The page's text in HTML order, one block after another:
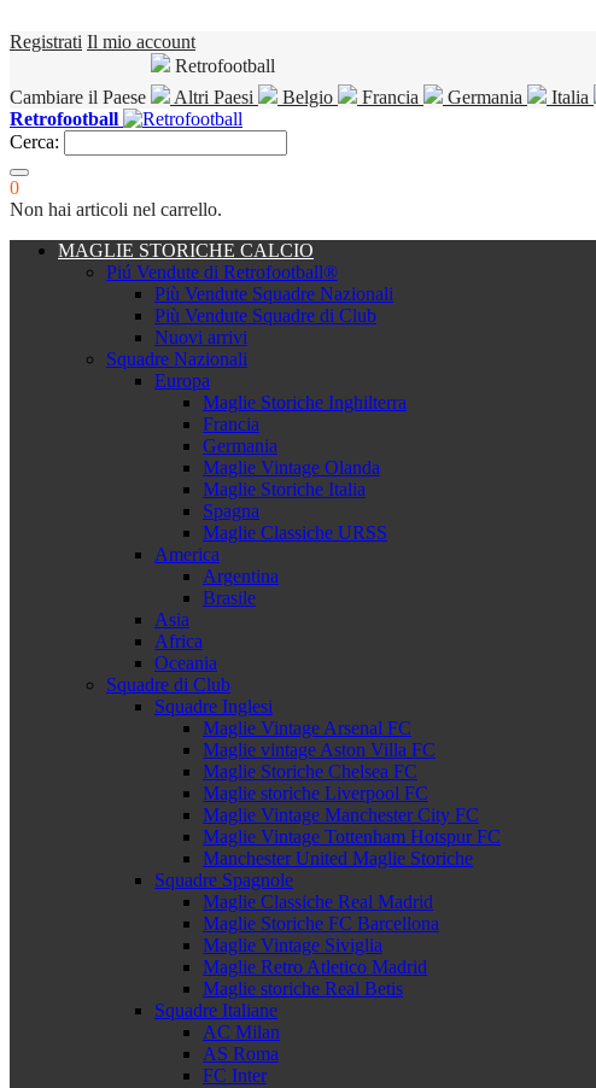
Registrati Il mio account
Cambiare il Paese
Retrofootball
Altri Paesi
Belgio Francia Germania Italia
Retrofootball
Cerca:
0
Non hai articoli nel carrello.
MAGLIE STORICHE CALCIO
Piú Vendute di Retrofootball®
Più Vendute Squadre Nazionali
Più Vendute Squadre di Club
Nuovi arrivi
Squadre Nazionali
Europa
Maglie Storiche Inghilterra
Francia
Germania
Maglie Vintage Olanda
Maglie Storiche Italia
Spagna
Maglie Classiche URSS
America
Argentina
Brasile
Asia
Africa
Oceania
Squadre di Club
Squadre Inglesi
Maglie Vintage Arsenal FC
Maglie vintage Aston Villa FC
Maglie Storiche Chelsea FC
Maglie storiche Liverpool FC
Maglie Vintage Manchester City FC
Maglie Vintage Tottenham Hotspur FC
Manchester United Maglie Storiche
Squadre Spagnole
Maglie Classiche Real Madrid
Maglie Storiche FC Barcellona
Maglie Vintage Siviglia
Maglie Retro Atletico Madrid
Maglie storiche Real Betis
Squadre Italiane
AC Milan
AS Roma
FC Inter